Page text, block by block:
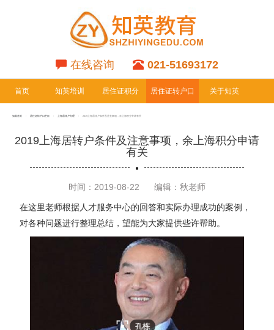
在线咨询 021-51693172
首页 知英培训 居住证积分
专栏
居住证转户口 关于知英
知英首页 居住证转户口栏目 上海居转户办理 2019上海居转户条件及注意事项，余上海积分申请有关
2019上海居转户条件及注意事项，余上海积分申请
有关
时间：2019-08-22 编辑：秋老师
在这里老师根据人才服务中心的回答和实际办理成功的案例，
对各种问题进行整理总结，望能为大家提供些许帮助。